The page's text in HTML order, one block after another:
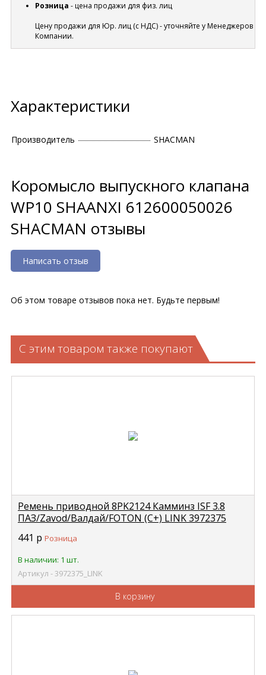
Розница - цена продажи для физ. лиц
Цену продажи для Юр. лиц (с НДС) - уточняйте у Менеджеров
Компании.
Характеристики
Производитель SHACMAN
Коромысло выпускного клапана
WP10 SHAANXI 612600050026
SHACMAN отзывы
Написать отзыв
Об этом товаре отзывов пока нет. Будьте первым!
С этим товаром также покупают
Ремень приводной 8PK2124 Камминз ISF 3.8
ПАЗ/Zavod/Валдай/FOTON (C+) LINK 3972375
441 р Розница
В наличии: 1 шт.
Артикул - 3972375_LINK
В корзину